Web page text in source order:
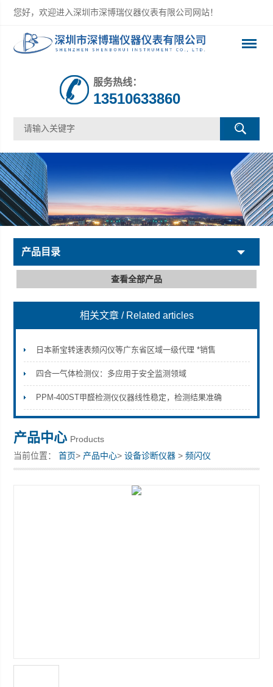
您好，欢迎进入深圳市深博瑞仪器仪表有限公司网站！
深圳市深博瑞仪器仪表有限公司
服务热线：
13510633860
产品目录
查看全部产品
相关文章 / Related articles
日本新宝转速表频闪仪等广东省区域一级代理 *销售
四合一气体检测仪：多应用于安全监测领域
PPM-400ST甲醛检测仪仪器线性稳定，检测结果准确
产品中心 Products
当前位置：首页> 产品中心>设备诊断仪器 >频闪仪